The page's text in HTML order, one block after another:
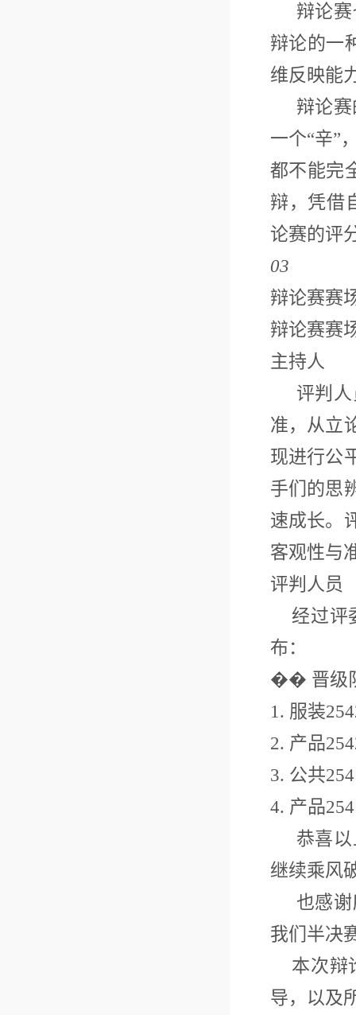
辩论赛
辩论的一
维反映能
辩论赛
一个“辛”
都不能完
辩，凭借
论赛的评
03
辩论赛赛
辩论赛赛
主持人
评判人
准，从立
现进行公
手们的思
速成长。
客观性与
评判人员
经过评
布：
�� 晋级
1. 服装
2. 产品
3. 公共
4. 产品
恭喜以
继续乘风
也感谢
我们半决
本次辩
导，以及